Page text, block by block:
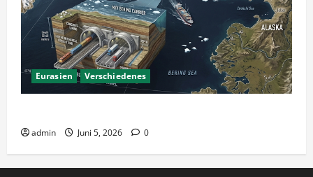
Eurasien Verschiedenes
admin Juni 5, 2026 0